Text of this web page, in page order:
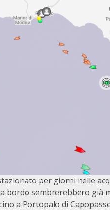
per giorni nelle
bordo sembrerebbero già
a Portopalo di